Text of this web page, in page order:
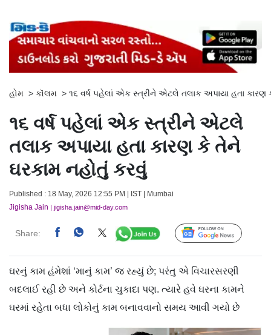
હોમ > કૉલમ > ૧૬ વર્ષ પહેલાં એક સ્ત્રીને એટલે તલાક અપાયા હતા કારણ
૧૬ વર્ષ પહેલાં એક સ્ત્રીને એટલે
તલાક અપાયા હતા કારણ કે તેને
ઘરકામ નહોતું કરવું
Published : 18 May, 2026 12:55 PM | IST | Mumbai
Jigisha Jain | jigisha.jain@mid-day.com
Share: Follow Us
ઘરનું કામ હંમેશાં ‘માનું કામ’ જ રહ્યું છે; પરંતુ એ વિચારસરણી
બદલાઈ રહી છે અને કોર્ટના ચુકાદા પણ. ત્યારે હવે ઘરના કામને
ઘરમાં રહેતા બધા લોકોનું કામ બનાવવાનો સમય આવી ગયો છે